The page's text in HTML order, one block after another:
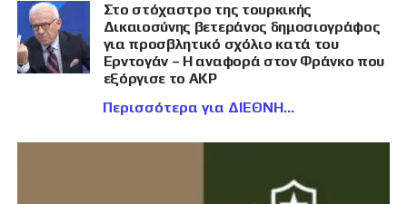
Στο στόχαστρο της τουρκικής
Δικαιοσύνης βετεράνος δημοσιογράφος
για προσβλητικό σχόλιο κατά του
Ερντογάν – Η αναφορά στον Φράνκο που
εξόργισε το AKP
Περισσότερα για ΔΙΕΘΝΗ